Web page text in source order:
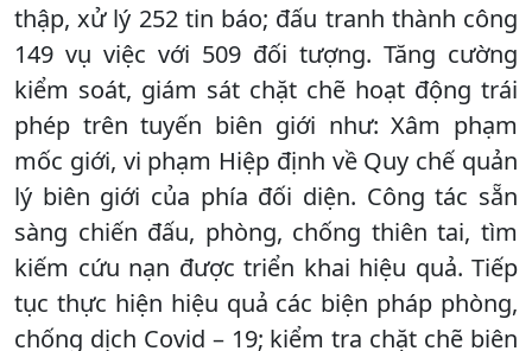
thập, xử lý 252 tin báo; đấu tranh thành công
149 vụ việc với 509 đối tượng. Tăng cường
kiểm soát, giám sát chặt chẽ hoạt động trái
phép trên tuyến biên giới như: Xâm phạm
mốc giới, vi phạm Hiệp định về Quy chế quản
lý biên giới của phía đối diện. Công tác sẵn
sàng chiến đấu, phòng, chống thiên tai, tìm
kiếm cứu nạn được triển khai hiệu quả. Tiếp
tục thực hiện hiệu quả các biện pháp phòng,
chống dịch Covid – 19; kiểm tra chặt chẽ biên